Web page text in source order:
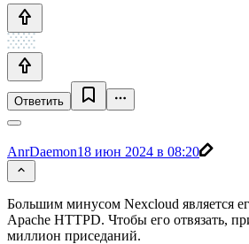
Ответить
AnrDaemon18 июн 2024 в 08:20
Большим минусом Nexcloud является
Apache HTTPD. Чтобы его отвязать,
миллион приседаний.